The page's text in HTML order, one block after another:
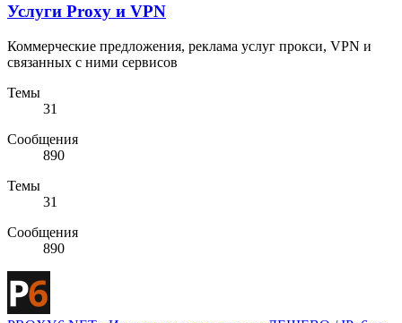
Услуги Proxy и VPN
Коммерческие предложения, реклама услуг прокси, VPN и
связанных с ними сервисов
Темы
31
Сообщения
890
Темы
31
Сообщения
890